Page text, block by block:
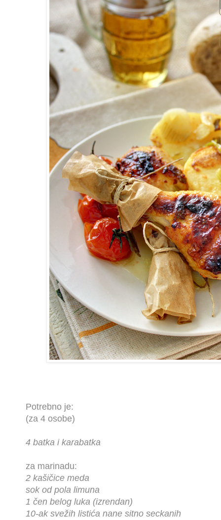
Potrebno je:
(za 4 osobe)
4 batka i karabatka
za marinadu:
2 kašičice meda
sok od pola limuna
1 čen belog luka (izrendan)
10-ak svežih listića nane sitno seckanih